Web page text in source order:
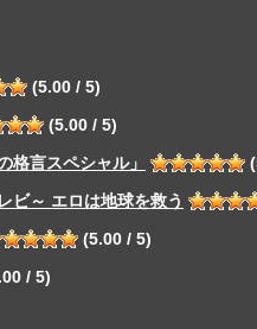
(5.00 / 5)
(5.00 / 5)
格言スペシャル」
ビ～ エロは地球を救う
(5.00 / 5)
/ 5)